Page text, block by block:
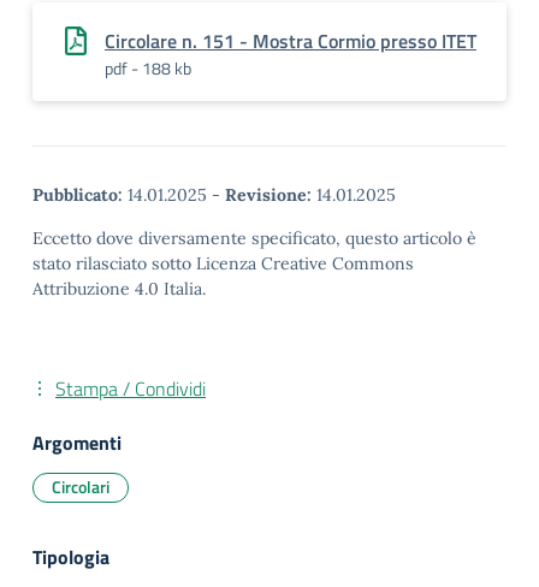
Circolare n. 151 - Mostra Cormio presso ITET
pdf - 188 kb
Pubblicato: 14.01.2025 - Revisione: 14.01.2025
Eccetto dove diversamente specificato, questo articolo è
stato rilasciato sotto Licenza Creative Commons
Attribuzione 4.0 Italia.
Stampa / Condividi
Argomenti
Circolari
Tipologia